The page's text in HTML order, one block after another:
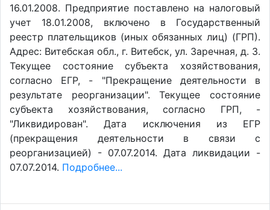
16.01.2008. Предприятие поставлено на налоговый
учет 18.01.2008, включено в Государственный
реестр плательщиков (иных обязанных лиц) (ГРП).
Адрес: Витебская обл., г. Витебск, ул. Заречная, д. 3.
Текущее состояние субъекта хозяйствования,
согласно ЕГР, - "Прекращение деятельности в
результате реорганизации". Текущее состояние
субъекта хозяйствования, согласно ГРП, -
"Ликвидирован". Дата исключения из ЕГР
(прекращения деятельности в связи с
реорганизацией) - 07.07.2014. Дата ликвидации -
07.07.2014. Подробнее...